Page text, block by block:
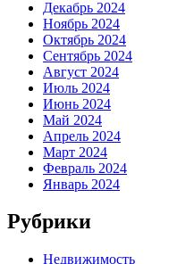
Декабрь 2024
Ноябрь 2024
Октябрь 2024
Сентябрь 2024
Август 2024
Июль 2024
Июнь 2024
Май 2024
Апрель 2024
Март 2024
Февраль 2024
Январь 2024
Рубрики
Недвижимость